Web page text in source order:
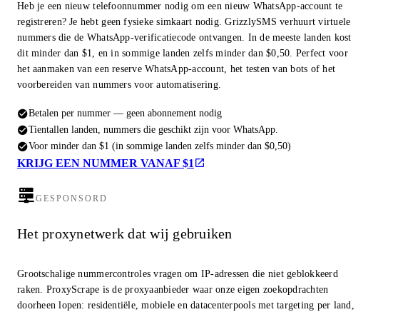
Heb je een nieuw telefoonnummer nodig om een nieuw WhatsApp-account te
registreren? Je hebt geen fysieke simkaart nodig. GrizzlySMS verhuurt virtuele
nummers die de WhatsApp-verificatiecode ontvangen. In de meeste landen kost
dit minder dan $1, en in sommige landen zelfs minder dan $0,50. Perfect voor
het aanmaken van een reserve WhatsApp-account, het testen van bots of het
voorbereiden van nummers voor automatisering.
Betalen per nummer — geen abonnement nodig
Tientallen landen, nummers die geschikt zijn voor WhatsApp.
Voor minder dan $1 (in sommige landen zelfs minder dan $0,50)
KRIJG EEN NUMMER VANAF $1
GESPONSORD
Het proxynetwerk dat wij gebruiken
Grootschalige nummercontroles vragen om IP-adressen die niet geblokkeerd
raken. ProxyScrape is de proxyaanbieder waar onze eigen zoekopdrachten
doorheen lopen: residentiële, mobiele en datacenterpools met targeting per land,